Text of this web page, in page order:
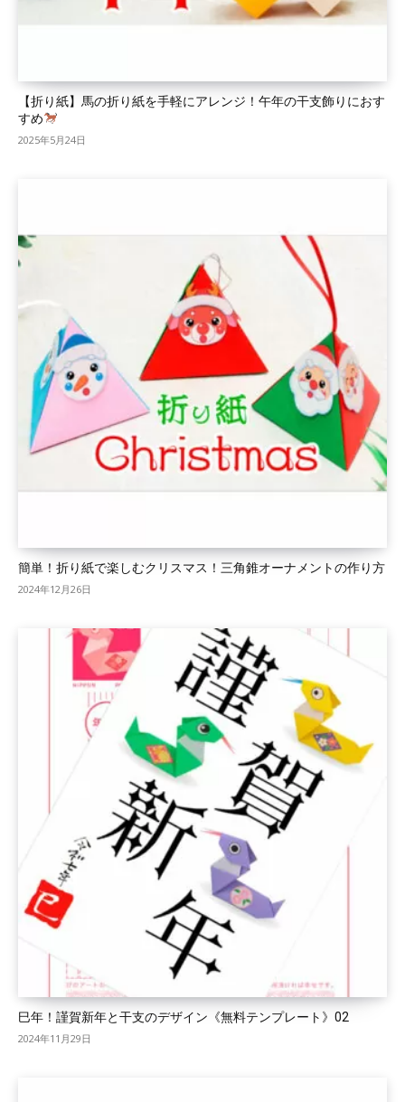
【折り紙】馬の折り紙を手軽にアレンジ！午年の干支飾りにおす
すめ
2025年5月24日
簡単！折り紙で楽しむクリスマス！三角錐オーナメントの作り方
2024年12月26日
巳年！謹賀新年と干支のデザイン《無料テンプレート》02
2024年11月29日